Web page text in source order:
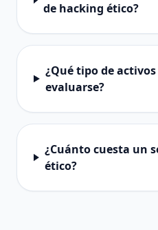
de hacking ético?
¿Qué tipo de
evaluarse?
¿Cuánto cuesta un
ético?